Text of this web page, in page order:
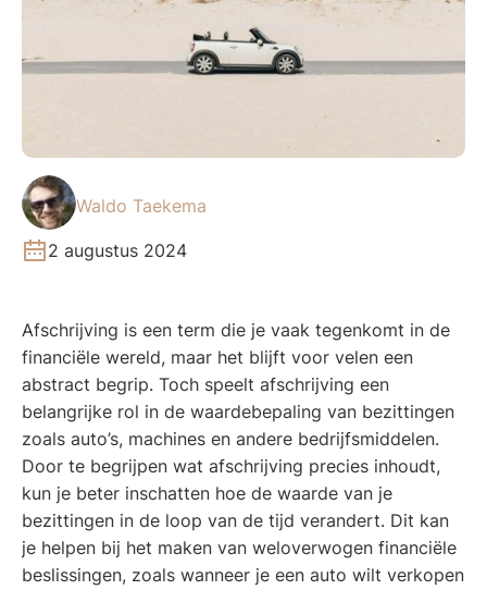
Waldo Taekema
2 augustus 2024
Afschrijving is een term die je vaak tegenkomt in de
financiële wereld, maar het blijft voor velen een
abstract begrip. Toch speelt afschrijving een
belangrijke rol in de waardebepaling van bezittingen
zoals auto’s, machines en andere bedrijfsmiddelen.
Door te begrijpen wat afschrijving precies inhoudt,
kun je beter inschatten hoe de waarde van je
bezittingen in de loop van de tijd verandert. Dit kan
je helpen bij het maken van weloverwogen financiële
beslissingen, zoals wanneer je een auto wilt verkopen